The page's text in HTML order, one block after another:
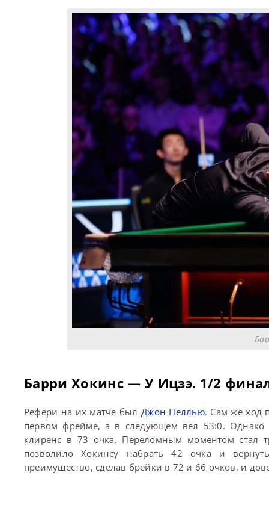
Барри Хокинс — У Ицзэ. 1/2
Рефери на их матче былДжон Пеллью. Сам же ход
первом фрейме, а в следующем вел 53:0. Однако
клиренс в 73 очка. Переломным моментом стал
позволило Хокинсу набрать 42 очка и
преимущество, сделав брейки в 72 и 66 очков, и